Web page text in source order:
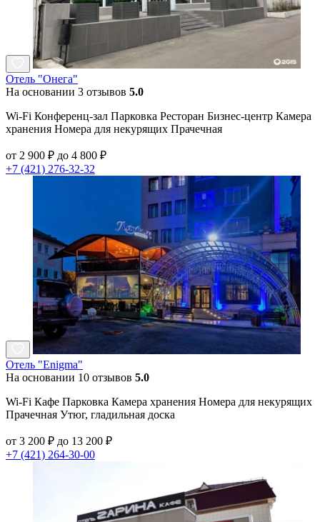
Отель "Онега"
На основании 3 отзывов 5.0
Wi-Fi Конференц-зал Парковка Ресторан Бизнес-центр Камера
хранения Номера для некурящих Прачечная
от 2 900 ₽ до 4 800 ₽
+7 (421) 276-32-32
Отель "Enigma"
На основании 10 отзывов 5.0
Wi-Fi Кафе Парковка Камера хранения Номера для некурящих
Прачечная Утюг, гладильная доска
от 3 200 ₽ до 13 200 ₽
+7 (421) 264-30-00